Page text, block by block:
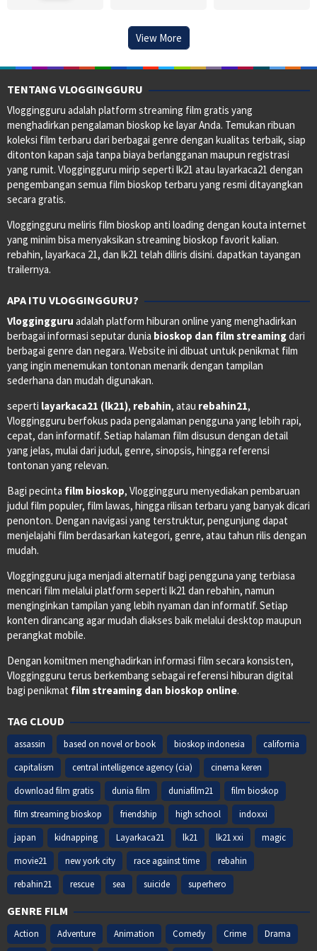
View More
TENTANG VLOGGINGGURU
Vloggingguru adalah platform streaming film gratis yang
menghadirkan pengalaman bioskop ke layar Anda. Temukan ribuan
koleksi film terbaru dari berbagai genre dengan kualitas terbaik, siap
ditonton kapan saja tanpa biaya berlangganan maupun registrasi
yang rumit. Vloggingguru mirip seperti lk21 atau layarkaca21 dengan
pengembangan semua film bioskop terbaru yang resmi ditayangkan
secara gratis.
Vloggingguru meliris film bioskop anti loading dengan kouta internet
yang minim bisa menyaksikan streaming bioskop favorit kalian.
rebahin, layarkaca 21, dan lk21 telah diliris disini. dapatkan tayangan
trailernya.
APA ITU VLOGGINGGURU?
Vloggingguru adalah platform hiburan online yang menghadirkan
berbagai informasi seputar dunia bioskop dan film streamingdari
berbagai genre dan negara. Website ini dibuat untuk penikmat film
yang ingin menemukan tontonan menarik dengan tampilan
sederhana dan mudah digunakan.
seperti layarkaca21 (lk21), rebahin, atau rebahin21,
Vloggingguru berfokus pada pengalaman pengguna yang lebih rapi,
cepat, dan informatif. Setiap halaman film disusun dengan detail
yang jelas, mulai dari judul, genre, sinopsis, hingga referensi
tontonan yang relevan.
Bagi pecinta film bioskop, Vloggingguru menyediakan pembaruan
judul film populer, film lawas, hingga rilisan terbaru yang banyak dicari
penonton. Dengan navigasi yang terstruktur, pengunjung dapat
menjelajahi film berdasarkan kategori, genre, atau tahun rilis dengan
mudah.
Vloggingguru juga menjadi alternatif bagi pengguna yang terbiasa
mencari film melalui platform seperti lk21 dan rebahin, namun
menginginkan tampilan yang lebih nyaman dan informatif. Setiap
konten dirancang agar mudah diakses baik melalui desktop maupun
perangkat mobile.
Dengan komitmen menghadirkan informasi film secara konsisten,
Vloggingguru terus berkembang sebagai referensi hiburan digital
bagi penikmat film streaming dan bioskop online.
TAG CLOUD
assassin based on novel or book bioskop indonesia
california
capitalism
central intelligence agency (cia)
cinema keren
download film gratis
dunia film duniafilm21
film bioskop
film streaming bioskop
friendship high school
indoxxi
japan
kidnapping Layarkaca21 lk21 lk21 xxi
magic
movie21
new york city race against time
rebahin
rebahin21
rescue sea suicide superhero
GENRE FILM
Action Adventure Animation Comedy Crime
Drama